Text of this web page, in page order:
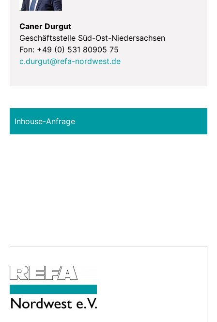
Caner Durgut
Geschäftsstelle Süd-Ost-Niedersachsen
Fon: +49 (0) 531 80905 75
c.durgut@refa-nordwest.de
Inhouse-Anfrage